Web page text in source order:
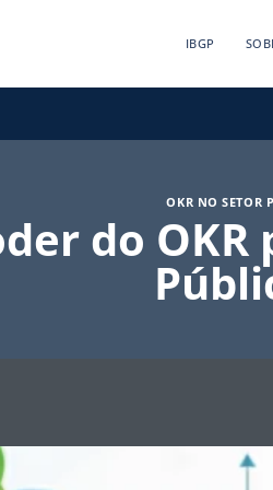
IBGP
OKR NO SETOR
do